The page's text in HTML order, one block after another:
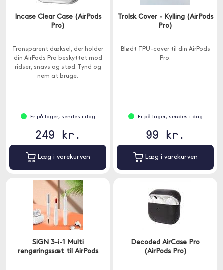
Incase Clear Case (AirPods
Pro)
Transparent dæksel, der holder
din AirPods Pro beskyttet mod
ridser, snavs og stød. Tynd og
nem at bruge.
Er på lager, sendes i dag
249 kr.
Læg i varekurven
Trolsk Cover - Kylling (AirPods
Pro)
Blødt TPU-cover til din AirPods
Pro.
Er på lager, sendes i dag
99 kr.
Læg i varekurven
SiGN 3-i-1 Multi
rengøringssæt til AirPods
Decoded AirCase Pro
(AirPods Pro)